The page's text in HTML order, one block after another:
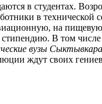
в студентах.
в технической
на
В том
вузы Сыктывкара
ждут своих